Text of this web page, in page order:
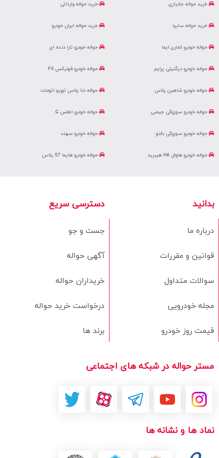
خرید حواله وارداتی خرید حواله جانبازی
خرید حواله ایران خودرو خرید حواله سایپا
حواله خودرو تارا دنده ای حواله خودرو لاماری ایما
حواله خودرو فونیکس FX حواله خودرو دیگنیتی پرایم
حواله دنا پلاس توربو اتومات حواله خودرو شاهین پلاس
حواله خودرو اطلس G حواله خودرو سوزوکی جیمنی
حواله خودرو سهند حواله خودرو سوزوکی بالنو
حواله خودرو هایما S7 پلاس حواله خودرو هاوال H6 هیبرید
دسترسی سریع
جست و جو
آگهی حواله
خریداران حواله
درخواست خرید حواله
برند ها
بدانید
درباره ما
قوانین و مقررات
سوالات متداول
مجله خودرویی
قیمت روز خودرو
مستر حواله در شبکه های اجتماعی
نماد ها و نشانه ها